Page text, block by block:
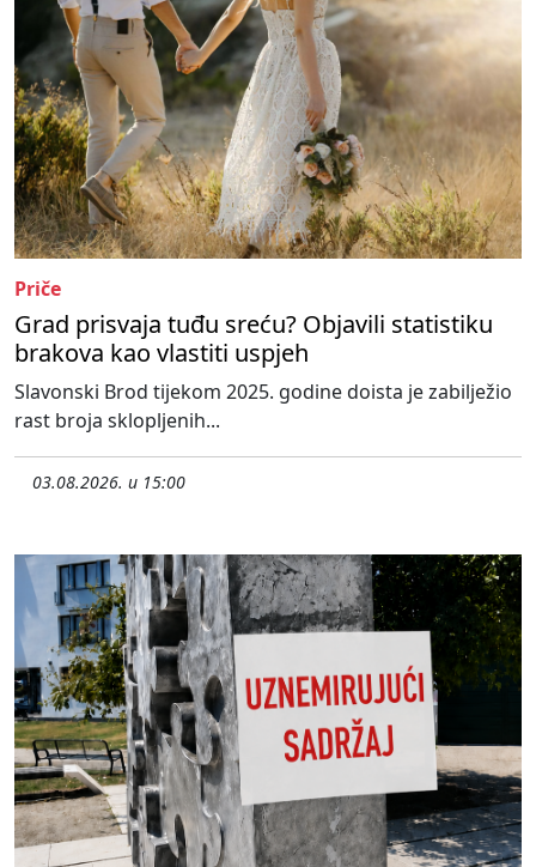
Priče
Grad prisvaja tuđu sreću? Objavili statistiku
brakova kao vlastiti uspjeh
Slavonski Brod tijekom 2025. godine doista je zabilježio
rast broja sklopljenih...
03.08.2026. u 15:00